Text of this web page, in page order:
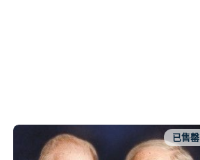
已售罄